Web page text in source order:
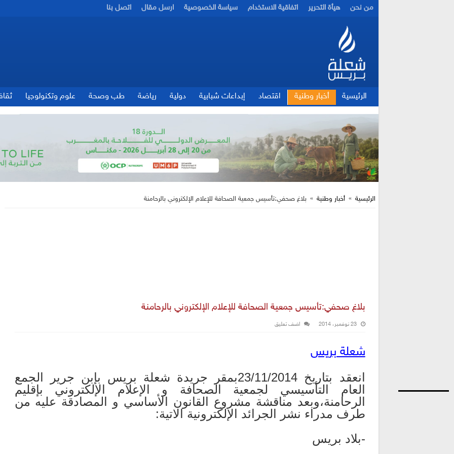
من نحن هيأة التحرير اتفاقية الاستخدام سياسة الخصوصية ارسل مقال اتصل بنا
الرئيسية أخبار وطنية اقتصاد إبداعات شبابية دولية رياضة طب وصحة علوم وتكنولوجيا
الرئيسية » أخبار وطنية » بلاغ صحفي:تأسيس جمعية الصحافة للإعلام الإلكتروني بالرحامنة
بلاغ صحفي:تأسيس جمعية الصحافة للإعلام الإلكتروني بالرحامنة
23 نوفمبر، 2014 اضف تعليق
شعلة بريس
انعقد بتاريخ 23/11/2014بمقر جريدة شعلة بريس بإبن جرير الجمع
العام التأسيسي لجمعية الصحافة و الإعلام الإلكتروني بإقليم
الرحامنة،وبعد مناقشة مشروع القانون الأساسي و المصادقة عليه من
طرف مدراء نشر الجرائد الإلكترونية الاتية:
-بلاد بريس